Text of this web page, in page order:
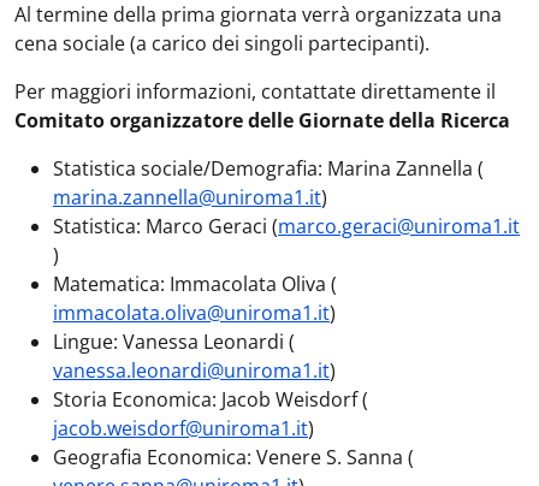
Al termine della prima giornata verrà organizzata una
cena sociale (a carico dei singoli partecipanti).
Per maggiori informazioni, contattate direttamente il
Comitato organizzatore delle Giornate della Ricerca
Statistica sociale/Demografia: Marina Zannella (
marina.zannella@uniroma1.it)
Statistica: Marco Geraci (marco.geraci@uniroma1.it
)
Matematica: Immacolata Oliva (
immacolata.oliva@uniroma1.it)
Lingue: Vanessa Leonardi (
vanessa.leonardi@uniroma1.it)
Storia Economica: Jacob Weisdorf (
jacob.weisdorf@uniroma1.it)
Geografia Economica: Venere S. Sanna (